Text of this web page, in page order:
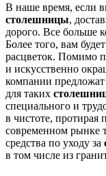
В наше время, если
столешницы,
дорого. Все больше
Более того, вам
расцветок. Помимо
и искусственно
компании
для таких
специального и
в чистоте,
современном рынке
средства по уходу за
в том числе из